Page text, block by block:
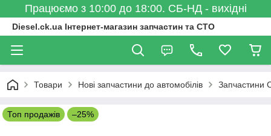
Працюємо з 10:00 до 18:00. СБ-НД - вихідні
Diesel.ck.ua Інтернет-магазин запчастин та СТО
Товари Нові запчастини до автомобілів Запчастини
Топ продажів –25%